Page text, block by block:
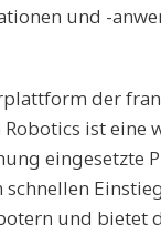
und -
der
ist eine
eingesetzte
und bietet